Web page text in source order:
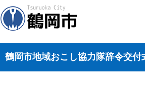
鶴岡市地域おこし協力隊辞令交付